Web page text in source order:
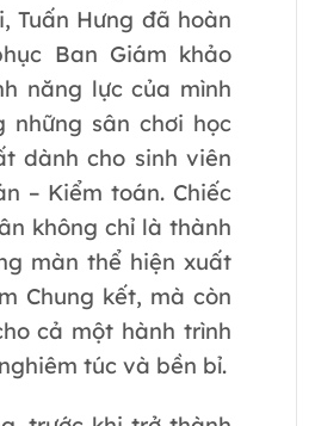
Tuấn Hưng đã hoàn
Ban Giám khảo
năng lực của mình
những sân chơi học
dành cho sinh viên
– Kiểm toán. Chiếc
không chỉ là thành
màn thể hiện xuất
Chung kết, mà còn
cả một hành trình
túc và bền bỉ.